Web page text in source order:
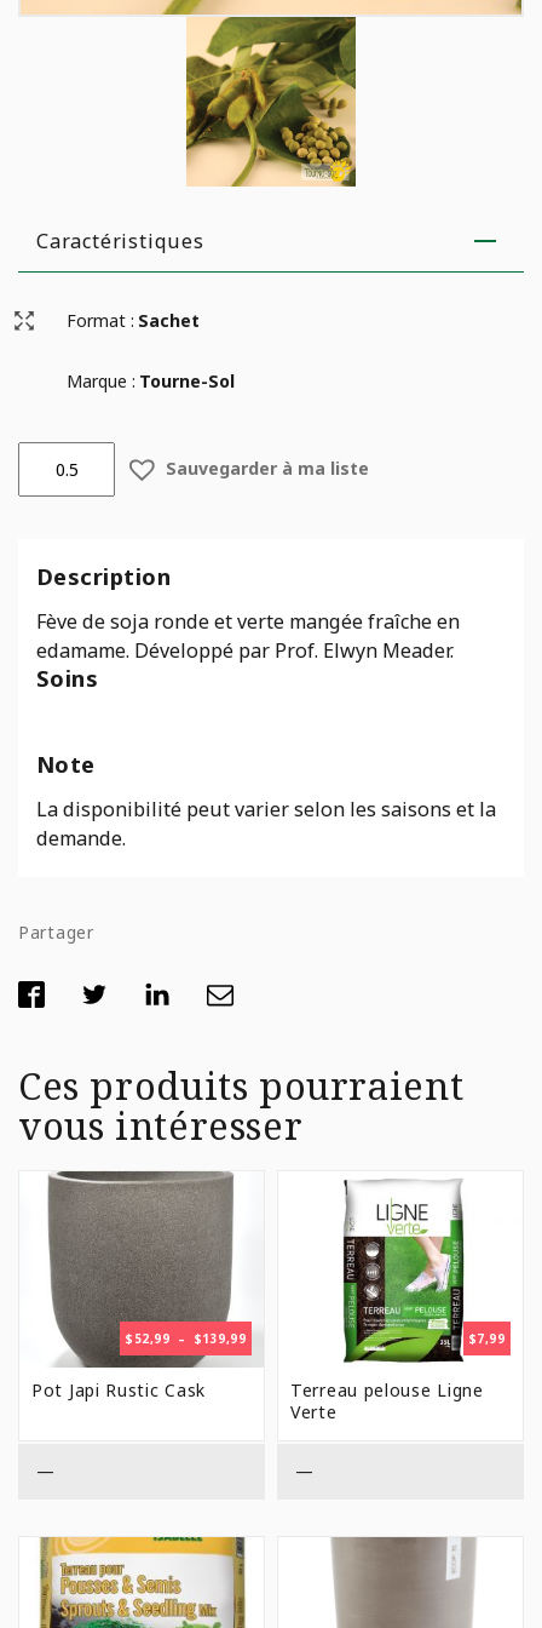
Caractéristiques
Format : Sachet
Marque : Tourne-Sol
Fève
edamame
Sauvegarder à ma liste
Description
Fève de soja ronde et verte mangée fraîche en
edamame. Développé par Prof. Elwyn Meader.
Soins
Note
La disponibilité peut varier selon les saisons et la
demande.
Partager
Ces produits pourraient
vous intéresser
$ 52,99 – $139,99PLAGE
DE
Pot Japi Rustic Cask
—
$7,99
Terreau pelouse Ligne
Verte
—